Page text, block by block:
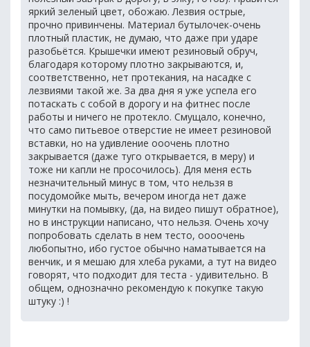
яркий зеленый цвет, обожаю. Лезвия острые,
прочно привинчены. Материал бутылочек-очень
плотный пластик, не думаю, что даже при ударе
разобьётся. Крышечки имеют резиновый обруч,
благодаря которому плотно закрываются, и,
соответственно, нет протекания, на насадке с
лезвиями такой же. За два дня я уже успела его
потаскать с собой в дорогу и на фитнес после
работы и ничего не протекло. Смущало, конечно,
что само питьевое отверстие не имеет резиновой
вставки, но на удивление ооочень плотно
закрывается (даже туго открывается, в меру) и
тоже ни капли не просочилось). Для меня есть
незначительный минус в том, что нельзя в
посудомойке мыть, вечером иногда нет даже
минутки на помывку, (да, на видео пишут обратное),
но в инструкции написано, что нельзя. Очень хочу
попробовать сделать в нем тесто, оооочень
любопытно, ибо густое обычно наматывается на
венчик, и я мешаю для хлеба руками, а тут на видео
говорят, что подходит для теста - удивительно. В
общем, однозначно рекомендую к покупке такую
штуку :) !